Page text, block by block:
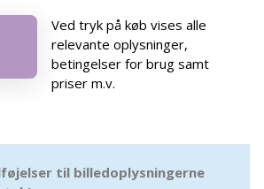
Ved tryk på køb vises alle
relevante oplysninger,
betingelser for brug samt
priser m.v.
til billedoplysningerne